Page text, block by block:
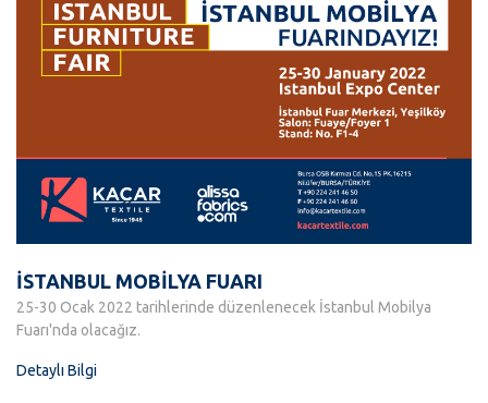
İSTANBUL MOBİLYA FUARI
25-30 Ocak 2022 tarihlerinde düzenlenecek İstanbul Mobilya
Fuarı'nda olacağız.
Detaylı Bilgi